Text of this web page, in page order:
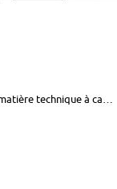
Parka imperméable en matière technique à capuche amovible